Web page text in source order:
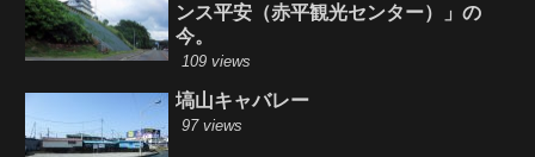
ンス平安（赤平観光センター）」の
今。
109 views
塙山キャバレー
97 views